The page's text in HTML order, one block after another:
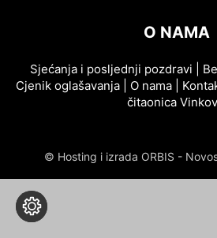
O NAMA
Sjećanja i posljednji pozdravi
Cjenik oglašavanja| O nama|
čitaonica
© Hosting i izrada ORBIS -